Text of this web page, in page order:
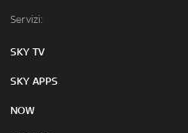
Servizi:
SKY TV
SKY APPS
NOW